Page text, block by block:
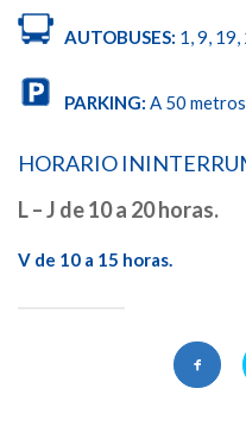
AUTOBUSES: 1, 9,
PARKING: A 50
HORARIO
L – J de 10 a 20 horas.
V de 10 a 15 horas.